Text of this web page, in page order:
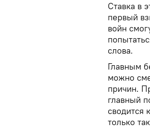
Ставка в
первый
войн
слова.
Главным
можно
причин.
главный
сводится
только